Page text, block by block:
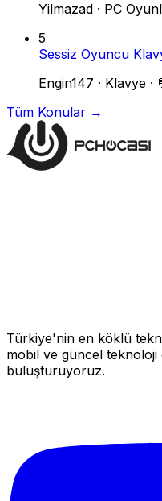
Yilmazad · PC
5
Sessiz Oyuncu
Engin147 · Klavye ·
Tüm Konular →
Türkiye'nin en köklü
mobil ve güncel teknoloji
buluşturuyoruz.